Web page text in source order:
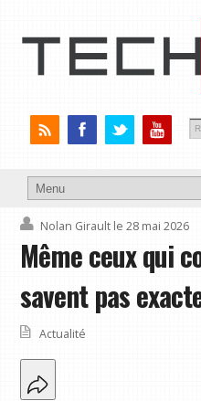
Nolan Girault le 28 mai 2026
Même ceux qui
savent pas
Actualité